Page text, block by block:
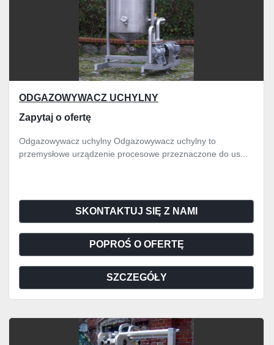
ODGAZOWYWACZ UCHYLNY
Zapytaj o ofertę
Odgazowywacz uchylny Odgazowywacz uchylny to
przemysłowe urządzenie procesowe przeznaczone do us...
SKONTAKTUJ SIĘ Z NAMI
POPROŚ O OFERTĘ
SZCZEGÓŁY